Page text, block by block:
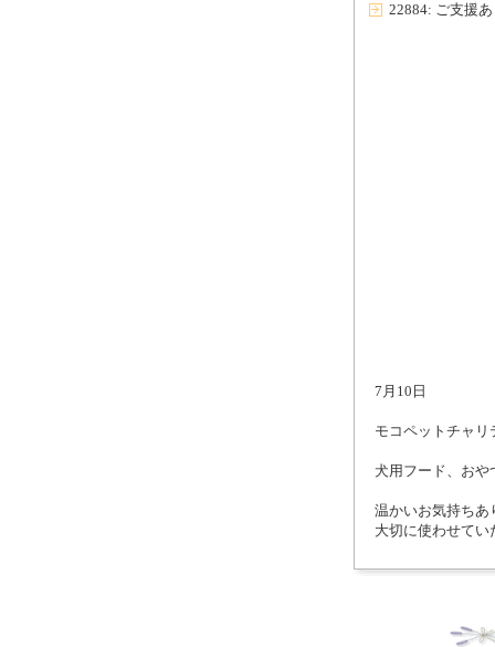
22884: ご支援
7月10日
モコペットチャリ
犬用フード、おや
温かいお気持ちあ
大切に使わせてい